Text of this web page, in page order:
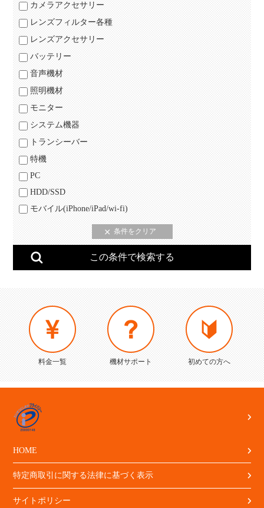
カメラアクセサリー
レンズフィルター各種
レンズアクセサリー
バッテリー
音声機材
照明機材
モニター
システム機器
トランシーバー
特機
PC
HDD/SSD
モバイル(iPhone/iPad/wi-fi)
料金一覧 機材サポート 初めての方へ
HOME
特定商取引に関する法律に基づく表示
サイトポリシー